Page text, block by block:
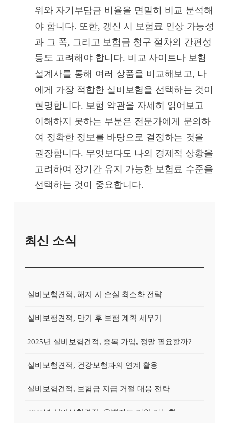
위와 자기부담금 비율을 면밀히 비교 분석해
야 합니다. 또한, 갱신 시 보험료 인상 가능성
과 그 폭, 그리고 보험금 청구 절차의 간편성
등도 고려해야 합니다. 비교 사이트나 보험
설계사를 통해 여러 상품을 비교해보고, 나
에게 가장 적합한 실비보험을 선택하는 것이
현명합니다. 보험 약관을 자세히 읽어보고
이해하지 못하는 부분은 전문가에게 문의하
여 정확한 정보를 바탕으로 결정하는 것을
권장합니다. 무엇보다도 나의 경제적 상황을
고려하여 장기간 유지 가능한 보험료 수준을
선택하는 것이 중요합니다.
최신 소식
실비보험견적, 해지 시 손실 최소화 전략
실비보험견적, 만기 후 보험 계획 세우기
2025년 실비보험견적, 중복 가입, 정말 필요할까?
실비보험견적, 건강보험과의 연계 활용
실비보험견적, 보험금 지급 거절 대응 전략